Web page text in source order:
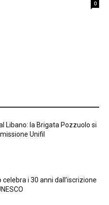
0
Libano: la Brigata Pozzuolo si
Unifil
i 30 anni dall’iscrizione